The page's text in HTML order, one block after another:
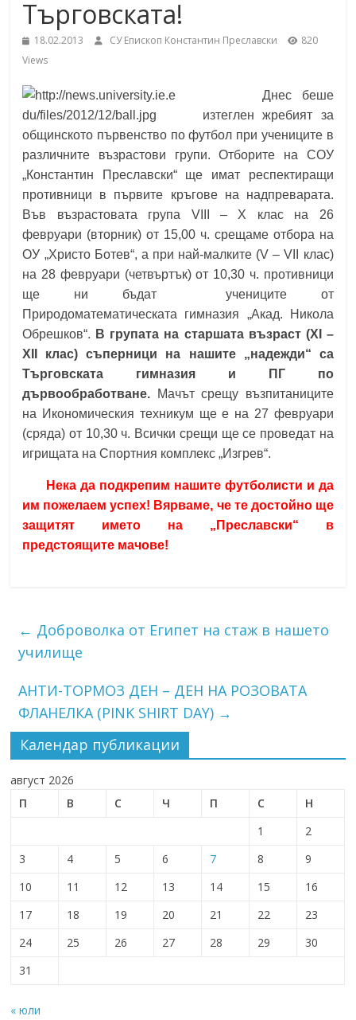
under the Erasmus+ Programme in
Malaga, Spain
School,
Burgas
Средно
училище
"Епископ
Константин
Преславски"
Бургас
Търговската!
18.02.2013 СУ Епископ Константин Преславски
820
Views
Днес беше
изтеглен жребият за
общинското първенство по футбол при учениците в
различните възрастови групи. Отборите на СОУ
„Константин Преславски“ ще имат респектиращи
противници в първите кръгове на надпреварата.
Във възрастовата група VIII – X клас на 26
февруари (вторник) от 15,00 ч. срещаме отбора на
ОУ „Христо Ботев“, а при най-малките (V – VII клас)
на 28 февруари (четвъртък) от 10,30 ч. противници
ще ни бъдат учениците от
Природоматематическата гимназия „Акад. Никола
Обрешков“. В групата на старшата възраст (XI –
XII клас) съперници на нашите „надежди“ са
Търговската гимназия и ПГ по
дървообработване. Мачът срещу възпитаниците
на Икономическия техникум ще е на 27 февруари
(сряда) от 10,30 ч. Всички срещи ще се проведат на
игрищата на Спортния комплекс „Изгрев“.
Нека да подкрепим нашите футболисти и да
им пожелаем успех! Вярваме, че те достойно ще
защитят името на „Преславски“ в
предстоящите мачове!
← Доброволка от Египет на стаж в нашето
училище
АНТИ-ТОРМОЗ ДЕН – ДЕН НА РОЗОВАТА
ФЛАНЕЛКА (PINK SHIRT DAY) →
Календар публикации
август 2026
П
В С Ч П С
Н
1
2
3
4 5 6 7 8
9
10
11 12 13 14 15
16
17
18 19 20 21 22
23
24
25 26 27 28 29
30
31
« юли